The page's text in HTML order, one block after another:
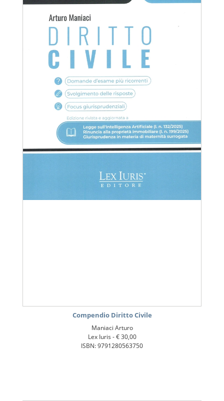
Compendio Diritto Civile
Maniaci Arturo
Lex Iuris -€ 30,00
ISBN: 9791280563750